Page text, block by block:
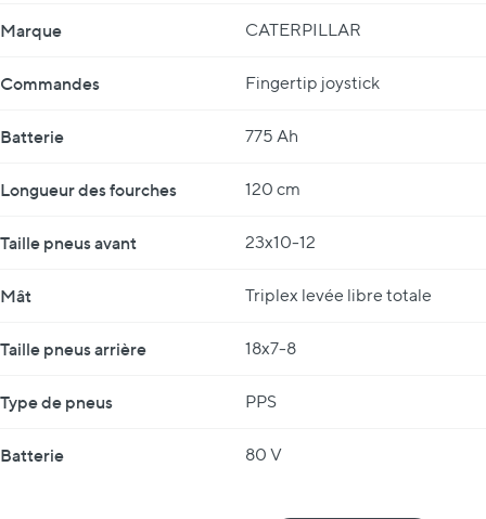
Marque CATERPILLAR
Commandes Fingertip joystick
Batterie 775 Ah
Longueur des fourches 120 cm
Taille pneus avant 23x10-12
Mât Triplex levée libre totale
Taille pneus arrière 18x7-8
Type de pneus PPS
Batterie 80 V